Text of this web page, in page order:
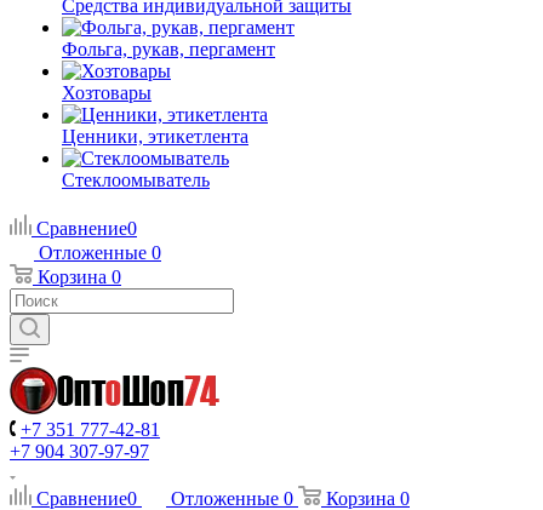
Средства индивидуальной защиты
Фольга, рукав, пергамент
Хозтовары
Ценники, этикетлента
Стеклоомыватель
Сравнение0
Отложенные 0
Корзина 0
+7 351 777-42-81
+7 904 307-97-97
Сравнение0 Отложенные 0 Корзина 0